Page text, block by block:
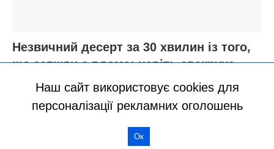
Наш сайт використовує cookies для
персоналізації рекламних оголошень
Ок